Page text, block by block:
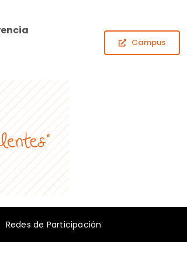
Campus
Redes de Participación